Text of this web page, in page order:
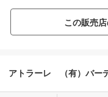
この販売
アトラーレ （有）バー